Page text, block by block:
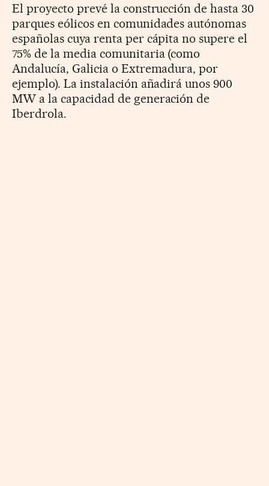
El proyecto prevé la construcción de hasta 30
parques eólicos en comunidades autónomas
españolas cuya renta per cápita no supere el
75% de la media comunitaria (como
Andalucía, Galicia o Extremadura, por
ejemplo). La instalación añadirá unos 900
MW a la capacidad de generación de
Iberdrola.